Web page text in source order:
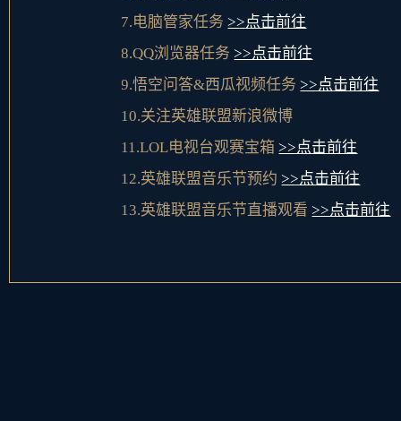
7.电脑管家任务>>点击前往
8.QQ浏览器任务>>点击前往
9.悟空问答&西瓜视频任务>>点击前往
10.关注英雄联盟新浪微博
11.LOL电视台观赛宝箱>>点击前往
12.英雄联盟音乐节预约>>点击前往
13.英雄联盟音乐节直播观看>>点击前往